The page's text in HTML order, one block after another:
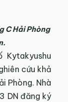
C Hải Phòng
cứu khả
Phòng. Nhà
DN đăng ký